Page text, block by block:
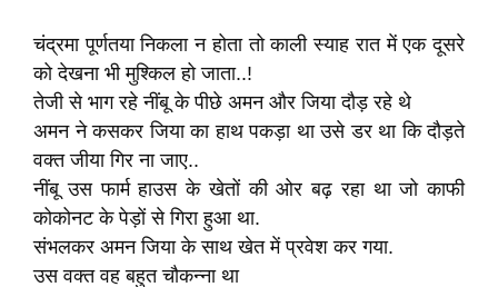
चंद्रमा पूर्णतया निकला न होता तो काली स्याह रात में एक दूसरे
को देखना भी मुश्किल हो जाता..!
तेजी से भाग रहे नींबू के पीछे अमन और जिया दौड़ रहे थे
अमन ने कसकर जिया का हाथ पकड़ा था उसे डर था कि दौड़ते
वक्त जीया गिर ना जाए..
नींबू उस फार्म हाउस के खेतों की ओर बढ़ रहा था जो काफी
कोकोनट के पेड़ों से गिरा हुआ था.
संभलकर अमन जिया के साथ खेत में प्रवेश कर गया.
उस वक्त वह बहुत चौकन्ना था